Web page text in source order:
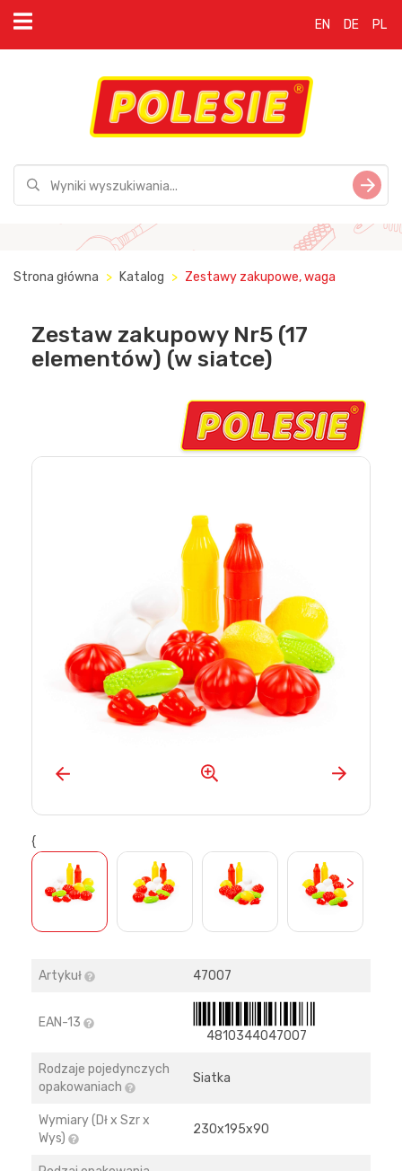
EN DE PL
Strona główna Katalog Zestawy zakupowe, waga
Zestaw zakupowy Nr5 (17
elementów) (w siatce)
{
>
Artykuł 47007
EAN-13
4810344047007
Rodzaje pojedynczych
opakowaniach
Siatka
Wymiary (Dł x Szr x
Wys)
230х195х90